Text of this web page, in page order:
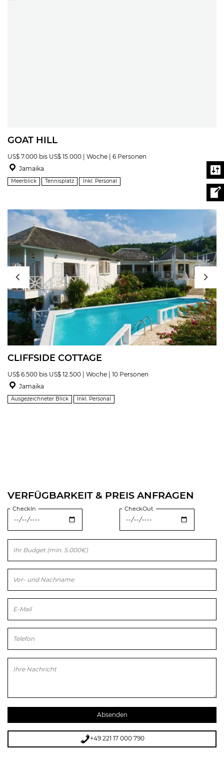
GOAT HILL
US$ 7.000 bis US$ 15.000 | Woche | 6 Personen
Jamaika
Meerblick Tennisplatz Inkl. Personal
CLIFFSIDE COTTAGE
US$ 6.500 bis US$ 12.500 | Woche | 10 Personen
Jamaika
Ausgezeichneter Blick Inkl. Personal
VERFÜGBARKEIT & PREIS ANFRAGEN
CheckIn CheckOut
Bitte lasse dieses Feld leer.
Bitte lasse dieses Feld leer.
+49 221 17 000 790